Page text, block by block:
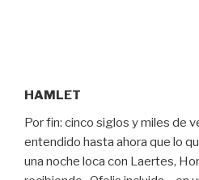
HAMLET
Por fin: cinco siglos y miles de
entendido hasta ahora que lo
una noche loca con Laertes,